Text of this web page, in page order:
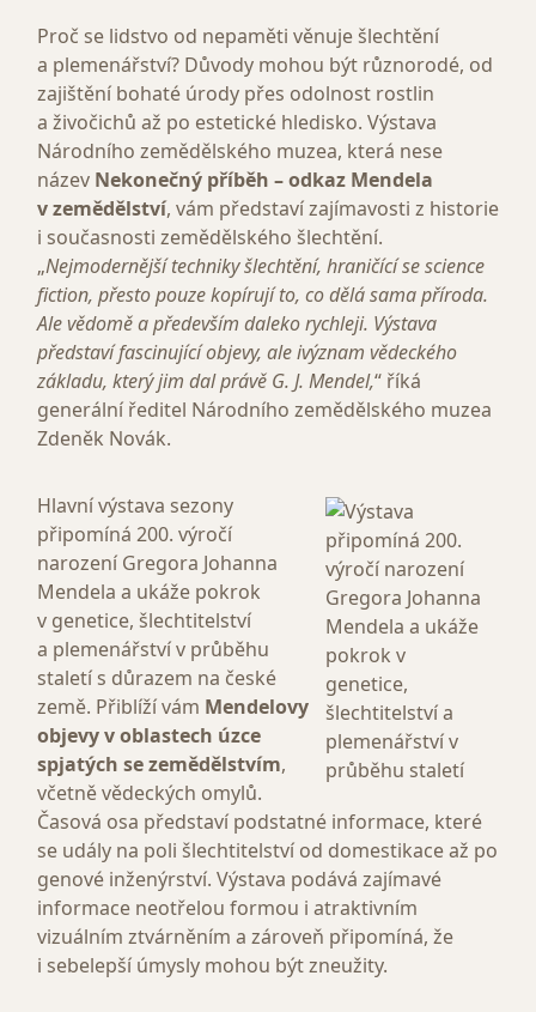
Proč se lidstvo od nepaměti věnuje šlechtění
a plemenářství? Důvody mohou být různorodé, od
zajištění bohaté úrody přes odolnost rostlin
a živočichů až po estetické hledisko. Výstava
Národního zemědělského muzea, která nese
název Nekonečný příběh – odkaz Mendela
v zemědělství, vám představí zajímavosti z historie
i současnosti zemědělského šlechtění.
„Nejmodernější techniky šlechtění, hraničící se science
fiction, přesto pouze kopírují to, co dělá sama příroda.
Ale vědomě a především daleko rychleji. Výstava
představí fascinující objevy, ale ivýznam vědeckého
základu, který jim dal právě G. J. Mendel,“ říká
generální ředitel Národního zemědělského muzea
Zdeněk Novák.
Hlavní výstava sezony
připomíná 200. výročí
narození Gregora Johanna
Mendela a ukáže pokrok
v genetice, šlechtitelství
a plemenářství v průběhu
staletí s důrazem na české
země. Přiblíží vám Mendelovy
objevy v oblastech úzce
spjatých se zemědělstvím,
včetně vědeckých omylů.
Časová osa představí podstatné informace, které
se udály na poli šlechtitelství od domestikace až po
genové inženýrství. Výstava podává zajímavé
informace neotřelou formou i atraktivním
vizuálním ztvárněním a zároveň připomíná, že
i sebelepší úmysly mohou být zneužity.